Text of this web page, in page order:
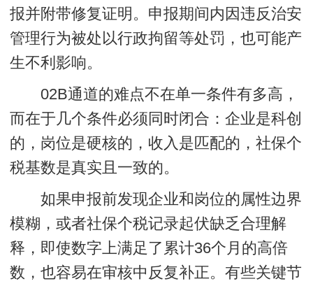
报并附带修复证明。申报期间内因违反治安
管理行为被处以行政拘留等处罚，也可能产
生不利影响。
02B通道的难点不在单一条件有多高，
而在于几个条件必须同时闭合：企业是科创
的，岗位是硬核的，收入是匹配的，社保个
税基数是真实且一致的。
如果申报前发现企业和岗位的属性边界
模糊，或者社保个税记录起伏缺乏合理解
释，即使数字上满足了累计36个月的高倍
数，也容易在审核中反复补正。有些关键节